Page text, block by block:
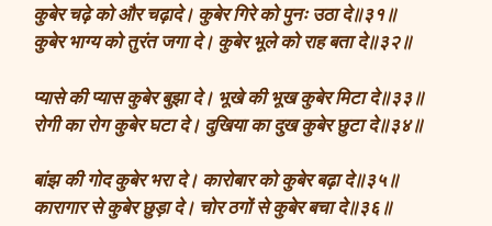
कुबेर चढ़े को और चढ़ादे। कुबेर गिरे को पुनः उठा दे॥३१॥
कुबेर भाग्य को तुरंत जगा दे। कुबेर भूले को राह बता दे॥३२॥
प्यासे की प्यास कुबेर बुझा दे। भूखे की भूख कुबेर मिटा दे॥३३॥
रोगी का रोग कुबेर घटा दे। दुखिया का दुख कुबेर छुटा दे॥३४॥
बांझ की गोद कुबेर भरा दे। कारोबार को कुबेर बढ़ा दे॥३५॥
कारागार से कुबेर छुड़ा दे। चोर ठगों से कुबेर बचा दे॥३६॥